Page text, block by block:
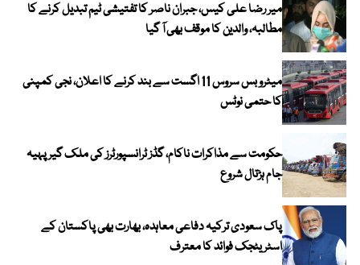
میر رضا علی کیس، جبران ناصر کا تفتیشی ٹیم تبدیل کرنے کا
مطالبہ، والدین کا موقف بھی آ گیا
میٹرو بس سروس 11 اگست سے بند کرنے کا اعلان، نجی کمپنی
کا حتمی نوٹس
حکومت سے مذاکرات ناکام، گڈز ٹرانسپورٹرز کی ملک گیر پہیہ
جام ہڑتال شروع
پاک سعودی ترکیہ دفاعی معاہدہ، بھارت بھی پاکستان کے
اسٹریٹجک فوائد کا معترف